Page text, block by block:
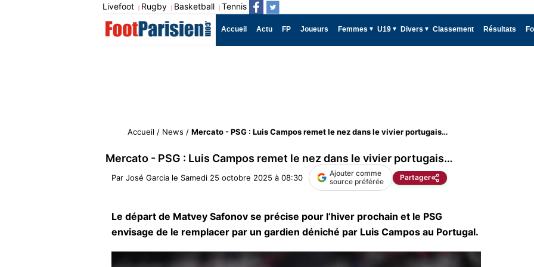
Livefoot | Rugby | Basketball | Tennis
Accueil Actu FP Joueurs Femmes U19 Divers Classement Résultats
Accueil / News / Mercato - PSG : Luis Campos remet le nez dans le vivier portugais…
Mercato - PSG : Luis Campos remet le nez dans le vivier portugais…
Par José Garcia le Samedi 25 octobre 2025 à 08:30
Ajouter comme
source préférée
Partager
Le départ de Matvey Safonov se précise pour l’hiver prochain et le PSG
envisage de le remplacer par un gardien déniché par Luis Campos au Portugal.